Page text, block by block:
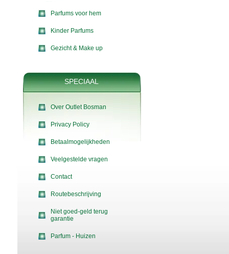
Parfums voor hem
Kinder Parfums
Gezicht & Make up
SPECIAAL
Over Outlet Bosman
Privacy Policy
Betaalmogelijkheden
Veelgestelde vragen
Contact
Routebeschrijving
Niet goed-geld terug
garantie
Parfum - Huizen